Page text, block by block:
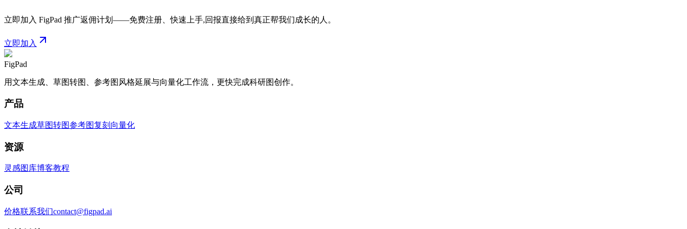
立即加入 FigPad 推广返佣计划——免费注册、快速上手,回报直接给到真正帮我们成长的人。
立即加入
FigPad
用文本生成、草图转图、参考图风格延展与向量化工作流，更快完成科研图创作。
产品
文本生成草图转图参考图复刻 向量化
资源
灵感图库博客教程
公司
价格联系我们contact@figpad.ai